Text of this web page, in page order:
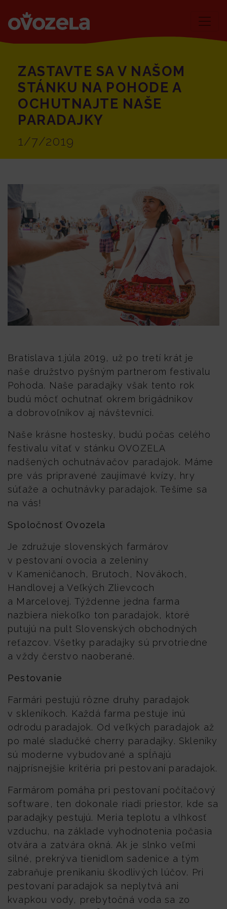
ZASTAVTE SA V NAŠOM
STÁNKU NA POHODE A
OCHUTNAJTE NAŠE
PARADAJKY
1/7/2019
Bratislava 1.júla 2019, už po tretí krát je
naše družstvo pyšným partnerom festivalu
Pohoda. Naše paradajky však tento rok
budú môcť ochutnať okrem brigádnikov
a dobrovoľníkov aj návštevníci.
Naše krásne hostesky, budú počas celého
festivalu vítať v stánku OVOZELA
nadšených ochutnávačov paradajok. Máme
pre vás pripravené zaujímavé kvízy, hry
súťaže a ochutnávky paradajok. Tešíme sa
na vás!
Spoločnosť Ovozela
Je združuje slovenských farmárov
v pestovaní ovocia a zeleniny
v Kameničanoch, Brutoch, Novákoch,
Handlovej a Veľkých Zlievcoch
a Marcelovej. Týždenne jedna farma
nazbiera niekoľko ton paradajok, ktoré
putujú na pult Slovenských obchodných
reťazcov. Všetky paradajky sú prvotriedne
a vždy čerstvo naoberané.
Pestovanie
Farmári pestujú rôzne druhy paradajok
v skleníkoch. Každá farma pestuje inú
odrodu paradajok. Od veľkých paradajok až
po malé sladučké cherry paradajky. Skleníky
sú moderne vybudované a spĺňajú
najprísnejšie kritéria pri pestovaní paradajok.
Farmárom pomáha pri pestovaní počítačový
software, ten dokonale riadi priestor, kde sa
paradajky pestujú. Meria teplotu a vlhkosť
vzduchu, na základe vyhodnotenia počasia
otvára a zatvára okná. Ak je slnko veľmi
silné, prekrýva tienidlom sadenice a tým
zabraňuje prenikaniu škodlivých lúčov. Pri
pestovaní paradajok sa neplytvá ani
kvapkou vody, prebytočná voda sa zo